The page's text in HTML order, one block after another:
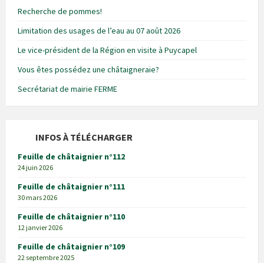
Recherche de pommes!
Limitation des usages de l’eau au 07 août 2026
Le vice-président de la Région en visite à Puycapel
Vous êtes possédez une châtaigneraie?
Secrétariat de mairie FERME
INFOS À TÉLÉCHARGER
Feuille de châtaignier n°112
24 juin 2026
Feuille de châtaignier n°111
30 mars 2026
Feuille de châtaignier n°110
12 janvier 2026
Feuille de châtaignier n°109
22 septembre 2025